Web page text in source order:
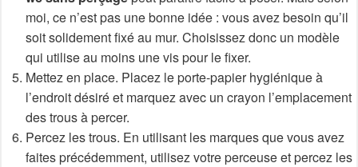
moi, ce n’est pas une bonne idée : vous avez besoin qu’il
soit solidement fixé au mur. Choisissez donc un modèle
qui utilise au moins une vis pour le fixer.
Mettez en place. Placez le porte-papier hygiénique à
l’endroit désiré et marquez avec un crayon l’emplacement
des trous à percer.
Percez les trous. En utilisant les marques que vous avez
faites précédemment, utilisez votre perceuse et percez les